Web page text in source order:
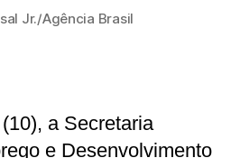
Jr./Agência Brasil
a Secretaria
e Desenvolvimento